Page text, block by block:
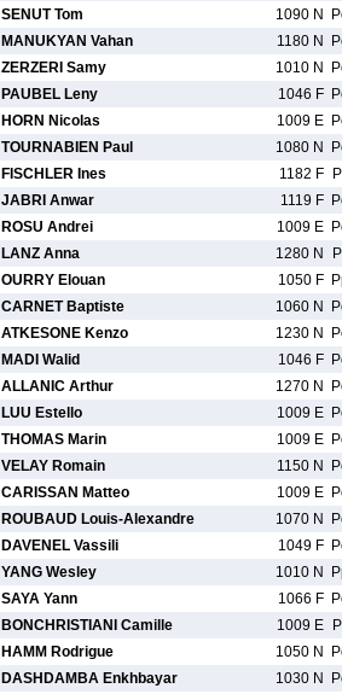
SENUT Tom 1090 N
MANUKYAN Vahan 1180 N
ZERZERI Samy 1010 N
PAUBEL Leny 1046 F
HORN Nicolas 1009 E
TOURNABIEN Paul 1080 N
FISCHLER Ines 1182 F
JABRI Anwar 1119 F
ROSU Andrei 1009 E
LANZ Anna 1280 N
OURRY Elouan 1050 F
CARNET Baptiste 1060 N
ATKESONE Kenzo 1230 N
MADI Walid 1046 F
ALLANIC Arthur 1270 N
LUU Estello 1009 E
THOMAS Marin 1009 E
VELAY Romain 1150 N
CARISSAN Matteo 1009 E
ROUBAUD Louis-Alexandre 1070 N
DAVENEL Vassili 1049 F
YANG Wesley 1010 N
SAYA Yann 1066 F
BONCHRISTIANI Camille 1009 E
HAMM Rodrigue 1050 N
DASHDAMBA Enkhbayar 1030 N